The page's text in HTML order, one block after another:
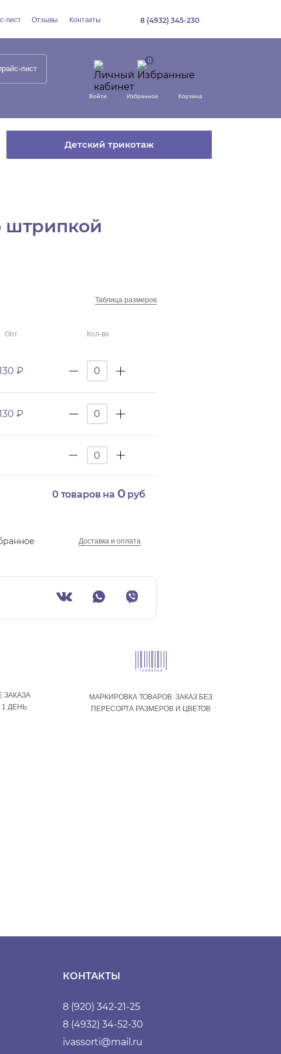
лист Отзывы Контакты 8 (4932) 345-230
лист
Войти Избранное Корзина
Детский трикотаж
штрипкой
Таблица размеров
Опт Кол-во
₽
₽
0 товаров на 0руб
Доставка и оплата
ЗАКАЗА
1 ДЕНЬ
МАРКИРОВКА ТОВАРОВ. ЗАКАЗ БЕЗ
ПЕРЕСОРТА РАЗМЕРОВ И ЦВЕТОВ
КОНТАКТЫ
8 (920) 342-21-25
8 (4932) 34-52-30
ivassorti@mail.ru